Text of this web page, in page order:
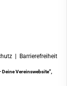
Barrierefreiheit
Vereinswebsite”,